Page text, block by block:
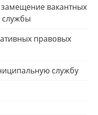
вакантных
правовых
службу